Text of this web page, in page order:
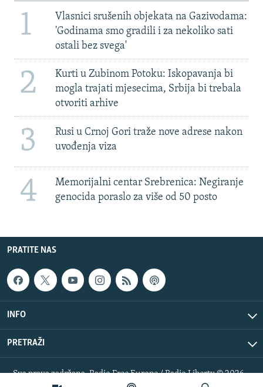
1
Vlasnici srušenih objekata na Gazivodama:
'Godinama smo gradili i za nekoliko sati
ostali bez svega'
2
Kurti u Zubinom Potoku: Iskopavanja bi
mogla trajati mjesecima, Srbija bi trebala
otvoriti arhive
3
Rusi u Crnoj Gori traže nove adrese nakon
uvođenja viza
4
Memorijalni centar Srebrenica: Negiranje
genocida poraslo za više od 50 posto
PRATITE NAS
INFO
PRETRAŽI
Sva prava zadržana. Radio Free Europe / Radio Liberty © 2026